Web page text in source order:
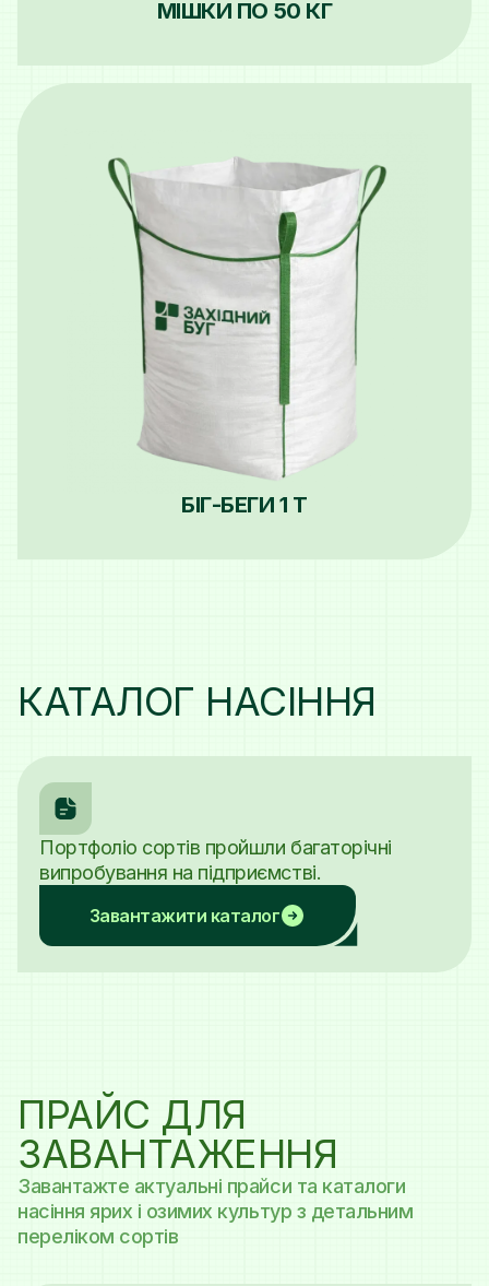
МІШКИ ПО 50 КГ
БІГ-БЕГИ 1 Т
КАТАЛОГ НАСІННЯ
Портфоліо сортів пройшли багаторічні
випробування на підприємстві.
Завантажити каталог
ПРАЙС ДЛЯ
ЗАВАНТАЖЕННЯ
Завантажте актуальні прайси та каталоги
насіння ярих і озимих культур з детальним
переліком сортів